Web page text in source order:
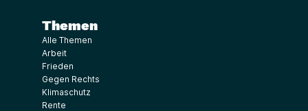
Themen
Alle Themen
Arbeit
Frieden
Gegen Rechts
Klimaschutz
Rente